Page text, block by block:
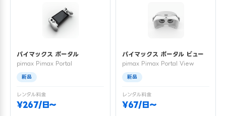
パイマックス ポータル
pimax Pimax Portal
新品
レンタル料金
¥267/日〜
パイマックス ポータル ビュー
pimax Pimax Portal View
新品
レンタル料金
¥67/日〜